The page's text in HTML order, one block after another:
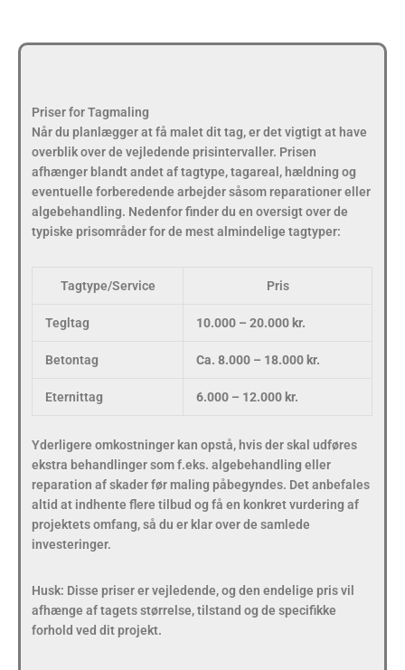
Priser for Tagmaling
Når du planlægger at få malet dit tag, er det vigtigt at have
overblik over de vejledende prisintervaller. Prisen
afhænger blandt andet af tagtype, tagareal, hældning og
eventuelle forberedende arbejder såsom reparationer eller
algebehandling. Nedenfor finder du en oversigt over de
typiske prisområder for de mest almindelige tagtyper:
Tagtype/Service Pris
Tegltag 10.000 – 20.000 kr.
Betontag Ca. 8.000 – 18.000 kr.
Eternittag 6.000 – 12.000 kr.
Yderligere omkostninger kan opstå, hvis der skal udføres
ekstra behandlinger som f.eks. algebehandling eller
reparation af skader før maling påbegyndes. Det anbefales
altid at indhente flere tilbud og få en konkret vurdering af
projektets omfang, så du er klar over de samlede
investeringer.
Husk: Disse priser er vejledende, og den endelige pris vil
afhænge af tagets størrelse, tilstand og de specifikke
forhold ved dit projekt.